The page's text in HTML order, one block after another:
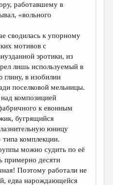
работавшему в
«вольного
сводилась к упорному
мотивов с
эротики, из
лишь используемый в
глину, в изобилии
поселковой мельницы.
композицией
к евонным
бугрящийся
юницу
типа комплекции.
можно судить по её
примерно десяти
Поэтому работали не
едва нарождающейся